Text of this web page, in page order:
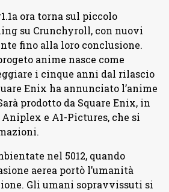
ora torna sul piccolo
su Crunchyroll, con nuovi
fino alla loro conclusione.
anime nasce come
i cinque anni dal rilascio
Enix ha annunciato l’anime
prodotto da Square Enix, in
e A1-Pictures, che si
nel 5012, quando
aerea portò l’umanità
Gli umani sopravvissuti si